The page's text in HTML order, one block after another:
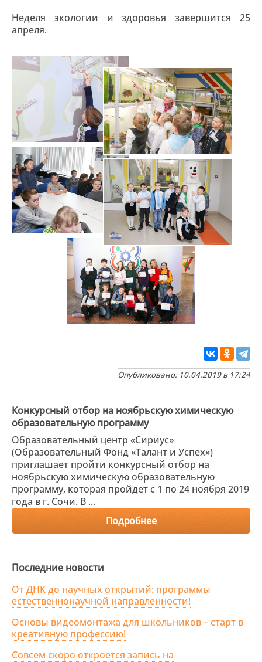
Неделя экологии и здоровья завершится 25
апреля.
Опубликовано: 10.04.2019 в 17:24
Конкурсный отбор на ноябрьскую химическую
образовательную программу
Образовательный центр «Сириус»
(Образовательный Фонд «Талант и Успех»)
приглашает пройти конкурсный отбор на
ноябрьскую химическую образовательную
программу, которая пройдет с 1 по 24 ноября 2019
года в г. Сочи. В ...
Подробнее
Последние новости
От ДНК до научных открытий: программы
естественнонаучной направленности!
Основы видеомонтажа для школьников – старт в
креативную профессию!
Совсем скоро откроется запись на